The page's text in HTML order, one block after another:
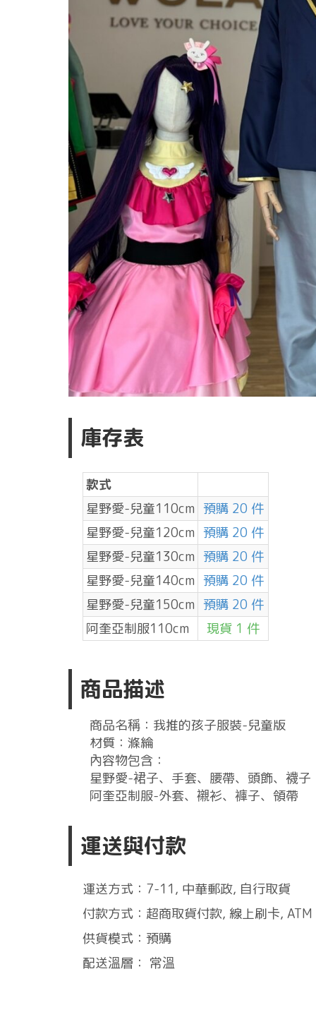
庫存表
款式
星野愛-兒童110cm 預購 20 件
星野愛-兒童120cm 預購 20 件
星野愛-兒童130cm 預購 20 件
星野愛-兒童140cm 預購 20 件
星野愛-兒童150cm 預購 20 件
阿奎亞制服110cm
現貨 1 件
商品描述
商品名稱：我推的孩子服裝-兒童版
材質：滌綸
內容物包含：
星野愛-裙子、手套、腰帶、頭飾、襪子
阿奎亞制服-外套、襯衫、褲子、領帶
運送與付款
運送方式：7-11, 中華郵政, 自行取貨
付款方式：超商取貨付款, 線上刷卡,
供貨模式：預購
配送溫層： 常溫